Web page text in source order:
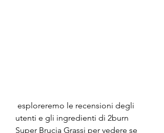
utenti e gli ingredienti di 2burn
Super Brucia Grassi per vedere se